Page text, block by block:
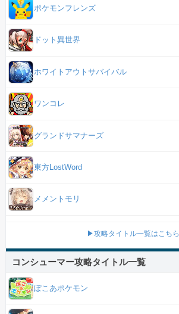
ポケモンフレンズ
ドット異世界
ホワイトアウトサバイバル
ワンコレ
グランドサマナーズ
東方LostWord
メメントモリ
▶攻略タイトル一覧はこちら
コンシューマー攻略タイトル一覧
ぽこあポケモン